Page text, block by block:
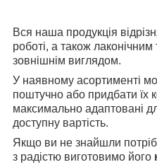
Вся наша продукція
роботі, а також
зовнішнім виглядом.
У наявному асортименті
поштучно або придбати їх
максимально адаптовані
доступну вартість.
Якщо ви не знайшли
з радістю виготовимо його